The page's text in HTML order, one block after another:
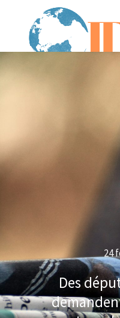
24
Des